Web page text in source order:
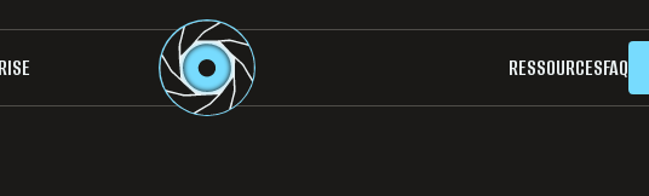
RESSOURCESFAQ